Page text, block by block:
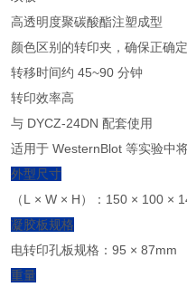
高透明度聚碳酸酯注塑成型
颜色区别的转印夹，确保正确
转移时间约 45~90 分钟
转印效率高
与 DYCZ-24DN 配套使用
适用于 WesternBlot 等实验中
外型尺寸
（L × W × H）：150 × 100 ×
凝胶板规格
电转印孔板规格：95 × 87mm
重量